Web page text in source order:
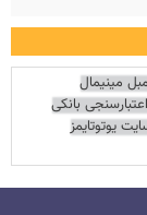
مینیمال
اعتبارسنجی بانکی
یوتوتایمز